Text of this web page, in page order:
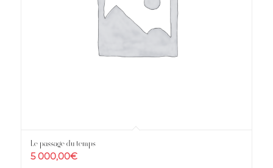
Le passage du temps
5 000,00€